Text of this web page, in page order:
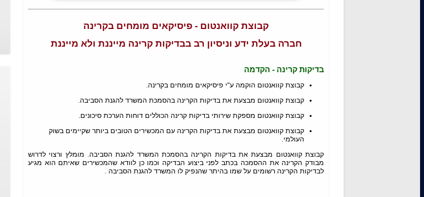
קבוצת קוואנטום - פיסיקאים מומחים בקרינה
חברה בעלת ידע וניסיון רב בבדיקות קרינה מייננת ולא מייננת
בדיקות קרינה - הקדמה
קבוצת קוואנטום הוקמה ע"י פיסיקאים מומחים בקרינה.
קבוצת קוואנטום מבצעת את בדיקות הקרינה בהסמכת המשרד להגנת הסביבה.
קבוצת קוואנטום מספקת שירותי בדיקות קרינה הכוללים דוחות הערכת סיכונים.
קבוצת קוואנטום מבצעת את בדיקות הקרינה עם המכשירים הטובים ביותר שקיימים בשוק
העולמי.
קבוצת קוואנטום מבצעת את בדיקות הקרינה בהסמכת המשרד להגנת הסביבה. מומלץ ורצוי לדרוש
מבודק הקרינה את ההסמכה בכתב לפני ביצוע הבדיקה וכמו כן לוודא שהמכשירים שאיתם הוא מגיע
לבדיקות הקרינה רשומים על שמו בהיתר שהנפיק לו המשרד להגנת הסביבה